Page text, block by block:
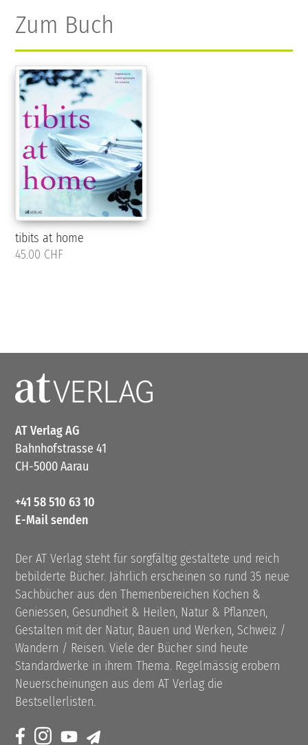
Zum Buch
tibits at home
45.00 CHF
AT Verlag AG
Bahnhofstrasse 41
CH-5000 Aarau
+41 58 510 63 10
E-Mail senden
Der AT Verlag steht für sorgfältig gestaltete und reich
bebilderte Bücher. Jährlich erscheinen so rund 35 neue
Sachbücher aus den Themenbereichen Kochen &
Geniessen, Gesundheit & Heilen, Natur & Pflanzen,
Gestalten mit der Natur, Bauen und Werken, Schweiz /
Wandern / Reisen. Viele der Bücher sind heute
Standardwerke in ihrem Thema. Regelmässig erobern
Neuerscheinungen aus dem AT Verlag die
Bestsellerlisten.